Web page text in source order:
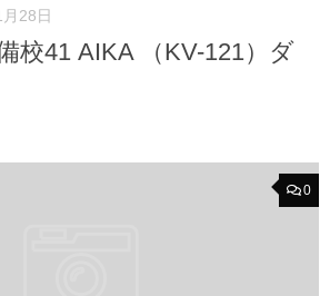
28日
校41 AIKA （KV-121）ダ
0